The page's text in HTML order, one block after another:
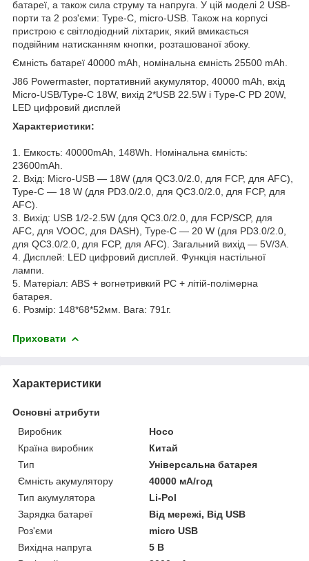
батареї, а також сила струму та напруга. У цій моделі 2 USB-
порти та 2 роз'єми: Type-C, micro-USB. Також на корпусі
пристрою є світлодіодний ліхтарик, який вмикається
подвійним натисканням кнопки, розташованої збоку.
Ємність батареї 40000 mAh, номінальна ємність 25500 mAh.
J86 Powermaster, портативний акумулятор, 40000 mAh, вхід
Micro-USB/Type-C 18W, вихід 2*USB 22.5W і Type-C PD 20W,
LED цифровий дисплей
Характеристики:
1. Емкость: 40000mAh, 148Wh. Номінальна ємність:
23600mAh.
2. Вхід: Micro-USB — 18W (для QC3.0/2.0, для FCP, для AFC),
Type-C — 18 W (для PD3.0/2.0, для QC3.0/2.0, для FCP, для
AFC).
3. Вихід: USB 1/2-2.5W (для QC3.0/2.0, для FCP/SCP, для
AFC, для VOOC, для DASH), Type-C — 20 W (для PD3.0/2.0,
для QC3.0/2.0, для FCP, для AFC). Загальний вихід — 5V/3A.
4. Дисплей: LED цифровий дисплей. Функція настільної
лампи.
5. Матеріал: ABS + вогнетривкий PC + літій-полімерна
батарея.
6. Розмір: 148*68*52мм. Вага: 791г.
Приховати
Характеристики
Основні атрибути
Виробник
Hoco
Країна виробник
Китай
Тип
Універсальна батарея
Ємність акумулятору
40000 мА/год
Тип акумулятора
Li-Pol
Зарядка батареї
Від мережі, Від USB
Роз'єми
micro USB
Вихідна напруга
5 В